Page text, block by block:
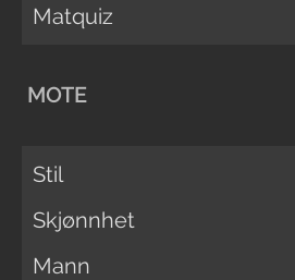
Matquiz
MOTE
Stil
Skjønnhet
Mann